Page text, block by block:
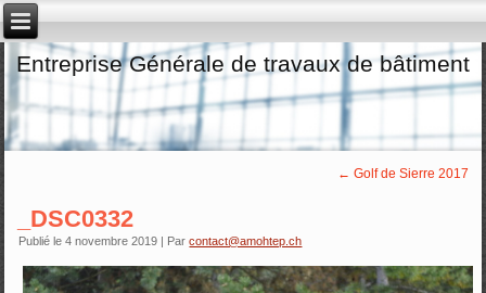
Entreprise Générale de travaux de bâtiment
← Golf de Sierre 2017
_DSC0332
Publié le 4 novembre 2019 | Par contact@amohtep.ch